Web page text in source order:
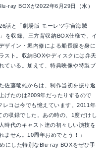
ray BOXが2022年6月29日（水）
話と「劇場版 モーレツ宇宙海賊
を収録。三方背収納BOX仕様で、イ
ザイン・堀内修による船長服を身に
スト。収納BOXやディスクには弁天
ている。加えて、特典映像や特製ブ
佐藤竜雄からは、制作当初を振り返
げたのは2009年だったりするので
レコは今でも憶えています。2011年
収録でした。あの時の、1度だけし
時代のキャスト達の初々しい演技を
ません。10周年おめでとう！」
にした特別なBlu-ray BOXをぜひ手